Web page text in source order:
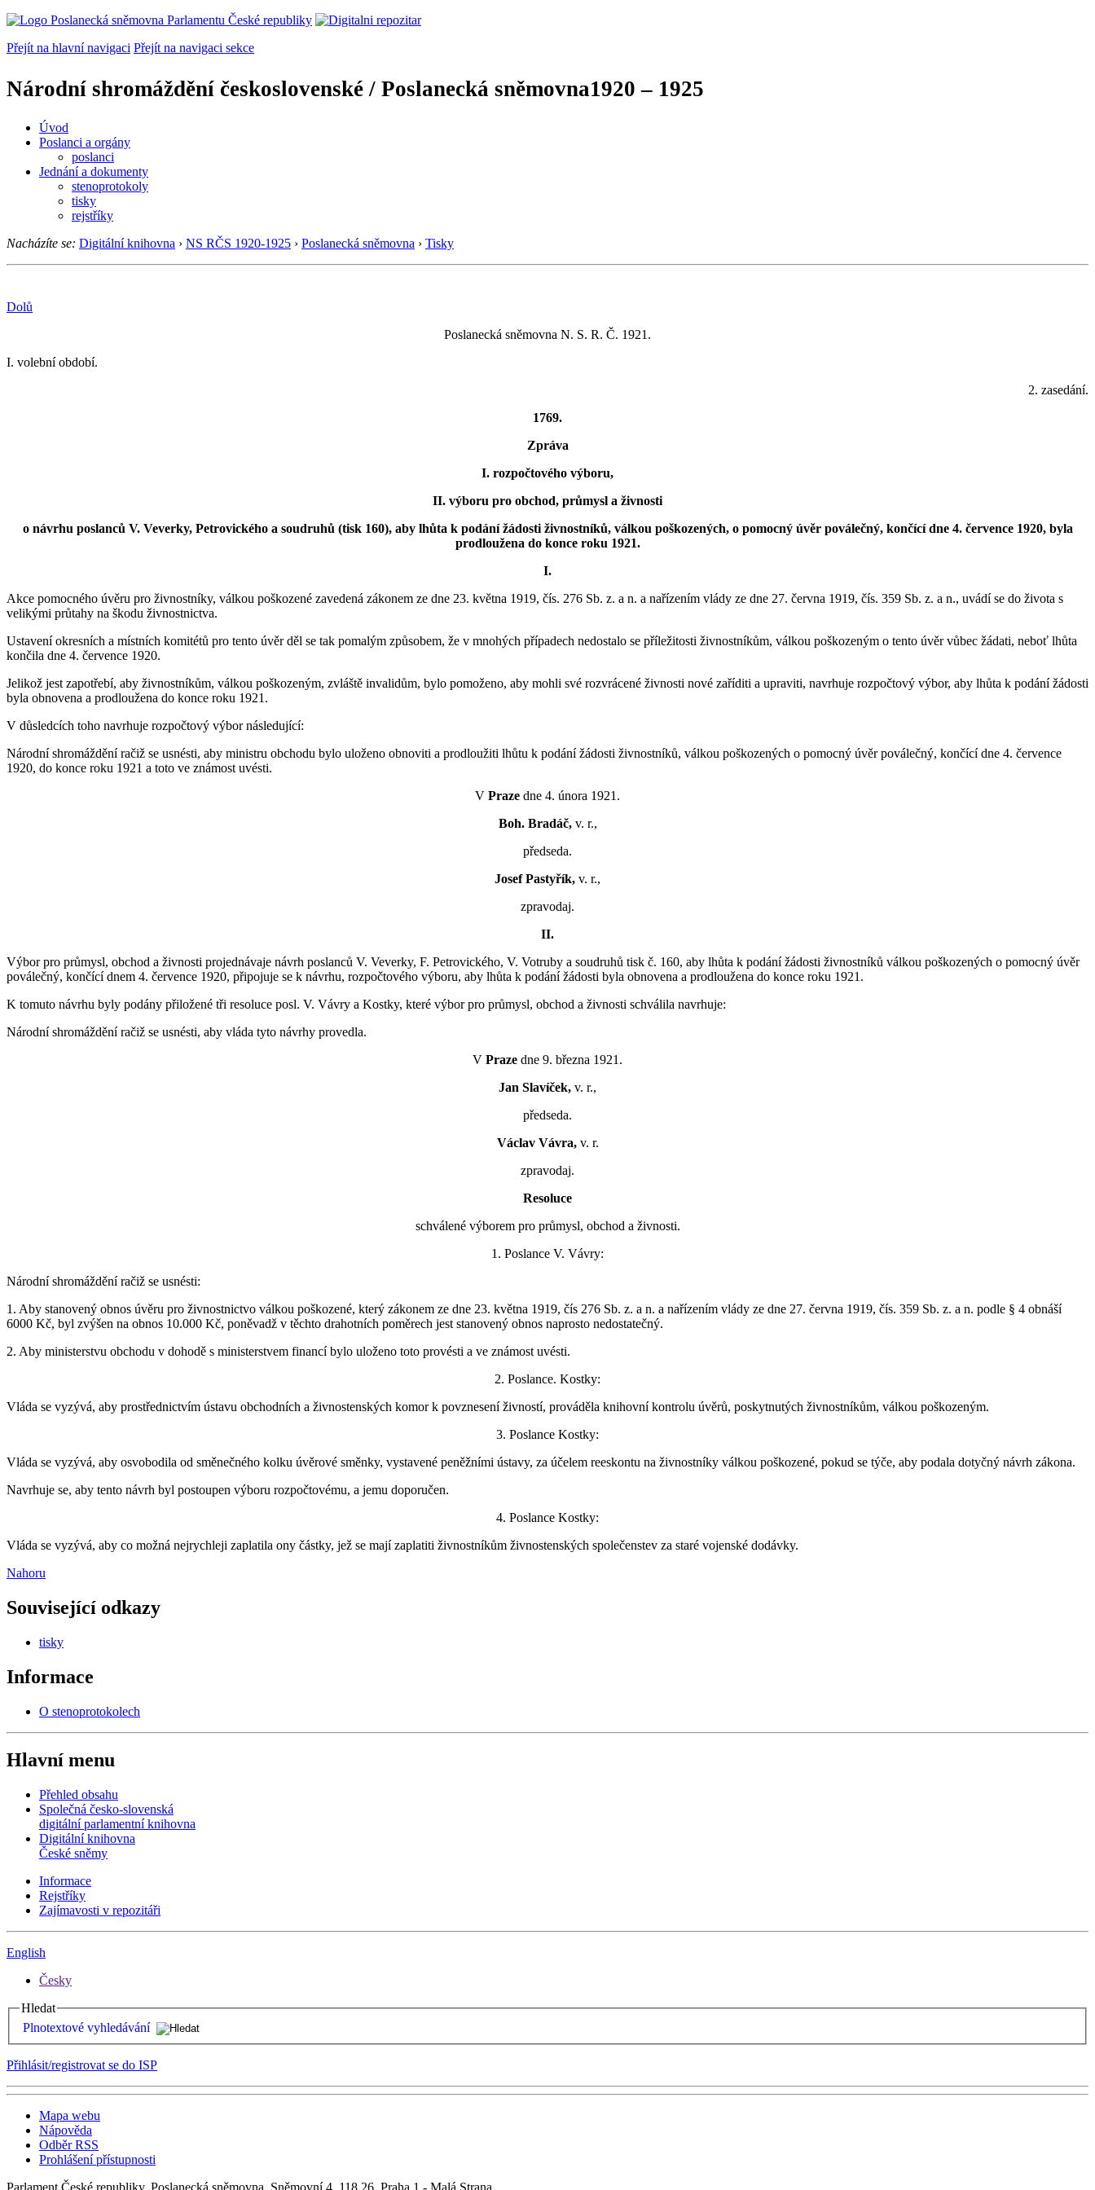
Přejít na hlavní navigaci Přejít na navigaci sekce
Národní shromáždění československé / Poslanecká sněmovna1920 – 1925
Úvod
Poslanci a orgány
poslanci
Jednání a dokumenty
stenoprotokoly
tisky
rejstříky
Nacházíte se: Digitální knihovna › NS RČS 1920-1925 › Poslanecká sněmovna › Tisky
Dolů
Poslanecká sněmovna N. S. R. Č. 1921.
I. volební období.
2. zasedání.
1769.
Zpráva
I. rozpočtového výboru,
II. výboru pro obchod, průmysl a živnosti
o návrhu poslanců V. Veverky, Petrovického a soudruhů (tisk 160), aby lhůta k podání žádosti živnostníků, válkou poškozených, o pomocný úvěr poválečný, končící dne 4. července 1920, byla
prodloužena do konce roku 1921.
I.
Akce pomocného úvěru pro živnostníky, válkou poškozené zavedená zákonem ze dne 23. května 1919, čís. 276 Sb. z. a n. a nařízením vlády ze dne 27. června 1919, čís. 359 Sb. z. a n., uvádí se do života s
velikými průtahy na škodu živnostnictva.
Ustavení okresních a místních komitétů pro tento úvěr děl se tak pomalým způsobem, že v mnohých případech nedostalo se příležitosti živnostníkům, válkou poškozeným o tento úvěr vůbec žádati, neboť lhůta
končila dne 4. července 1920.
Jelikož jest zapotřebí, aby živnostníkům, válkou poškozeným, zvláště invalidům, bylo pomoženo, aby mohli své rozvrácené živnosti nové zaříditi a upraviti, navrhuje rozpočtový výbor, aby lhůta k podání žádosti
byla obnovena a prodloužena do konce roku 1921.
V důsledcích toho navrhuje rozpočtový výbor následující:
Národní shromáždění račiž se usnésti, aby ministru obchodu bylo uloženo obnoviti a prodloužiti lhůtu k podání žádosti živnostníků, válkou poškozených o pomocný úvěr poválečný, končící dne 4. července
1920, do konce roku 1921 a toto ve známost uvésti.
V Praze dne 4. února 1921.
Boh. Bradáč, v. r.,
předseda.
Josef Pastyřík, v. r.,
zpravodaj.
II.
Výbor pro průmysl, obchod a živnosti projednávaje návrh poslanců V. Veverky, F. Petrovického, V. Votruby a soudruhů tisk č. 160, aby lhůta k podání žádosti živnostníků válkou poškozených o pomocný úvěr
poválečný, končící dnem 4. července 1920, připojuje se k návrhu, rozpočtového výboru, aby lhůta k podání žádosti byla obnovena a prodloužena do konce roku 1921.
K tomuto návrhu byly podány přiložené tři resoluce posl. V. Vávry a Kostky, které výbor pro průmysl, obchod a živnosti schválila navrhuje:
Národní shromáždění račiž se usnésti, aby vláda tyto návrhy provedla.
V Praze dne 9. března 1921.
Jan Slavíček, v. r.,
předseda.
Václav Vávra, v. r.
zpravodaj.
Resoluce
schválené výborem pro průmysl, obchod a živnosti.
1. Poslance V. Vávry:
Národní shromáždění račiž se usnésti:
1. Aby stanovený obnos úvěru pro živnostnictvo válkou poškozené, který zákonem ze dne 23. května 1919, čís 276 Sb. z. a n. a nařízením vlády ze dne 27. června 1919, čís. 359 Sb. z. a n. podle § 4 obnáší
6000 Kč, byl zvýšen na obnos 10.000 Kč, poněvadž v těchto drahotních poměrech jest stanovený obnos naprosto nedostatečný.
2. Aby ministerstvu obchodu v dohodě s ministerstvem financí bylo uloženo toto provésti a ve známost uvésti.
2. Poslance. Kostky:
Vláda se vyzývá, aby prostřednictvím ústavu obchodních a živnostenských komor k povznesení živností, prováděla knihovní kontrolu úvěrů, poskytnutých živnostníkům, válkou poškozeným.
3. Poslance Kostky:
Vláda se vyzývá, aby osvobodila od směnečného kolku úvěrové směnky, vystavené peněžními ústavy, za účelem reeskontu na živnostníky válkou poškozené, pokud se týče, aby podala dotyčný návrh zákona.
Navrhuje se, aby tento návrh byl postoupen výboru rozpočtovému, a jemu doporučen.
4. Poslance Kostky:
Vláda se vyzývá, aby co možná nejrychleji zaplatila ony částky, jež se mají zaplatiti živnostníkům živnostenských společenstev za staré vojenské dodávky.
Nahoru
Související odkazy
tisky
Informace
O stenoprotokolech
Hlavní menu
Přehled obsahu
Společná česko-slovenská
digitální parlamentní knihovna
Digitální knihovna
České sněmy
Informace
Rejstříky
Zajímavosti v repozitáři
English
Česky
Hledat
Plnotextové vyhledávání
Přihlásit/registrovat se do ISP
Mapa webu
Nápověda
Odběr RSS
Prohlášení přístupnosti
Parlament České republiky, Poslanecká sněmovna, Sněmovní 4, 118 26, Praha 1 - Malá Strana